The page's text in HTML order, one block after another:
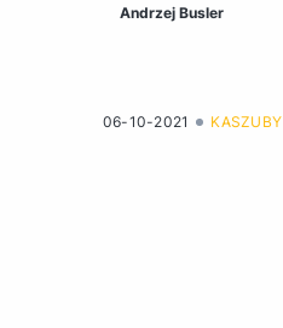
Andrzej Busler
06-10-2021 KASZUBY